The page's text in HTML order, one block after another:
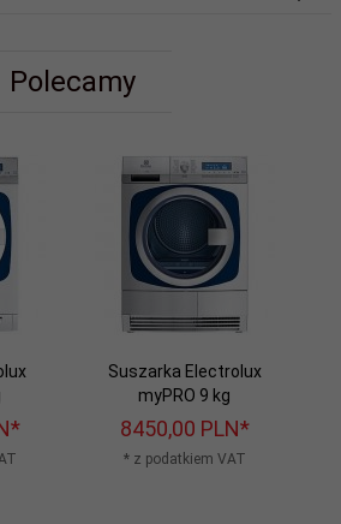
Polecamy
Suszarka Electrolux
myPRO 9 kg
8450,00 PLN*
* z podatkiem VAT